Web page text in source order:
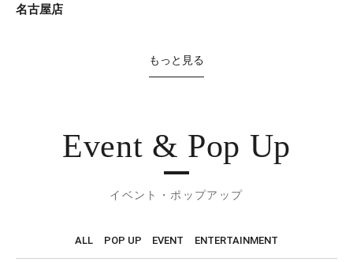
名古屋店
もっと見る
Event & Pop Up
イベント・ポップアップ
ALL POP UP EVENT ENTERTAINMENT